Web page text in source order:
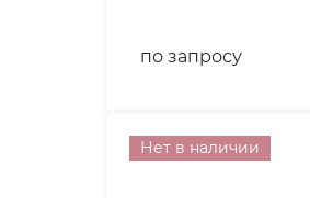
по запросу
Нет в наличии